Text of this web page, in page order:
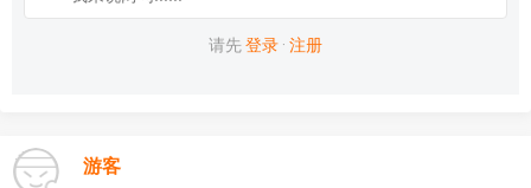
请先登录 · 注册
游客